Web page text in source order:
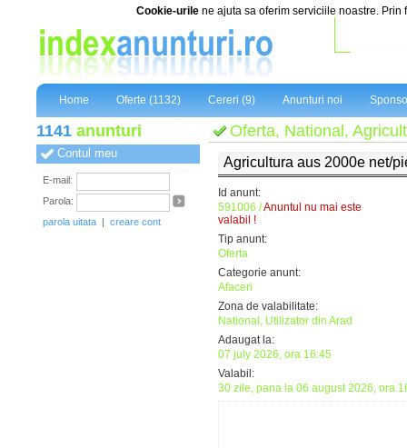
Cookie-urile ne ajuta sa oferim serviciile noastre.
Home Oferte (1132) Cereri (9) Anunturi noi
1141 anunturi
Contul meu
E-mail:
Parola:
parola uitata | creare cont
Oferta, National,
Agricultura aus 2000e net/
Id anunt:
591006 /Anuntul nu mai este
valabil !
Tip anunt:
Oferta
Categorie anunt:
Afaceri
Zona de valabilitate:
National, Utilizator din Arad
Adaugat la:
07 july 2026, ora 16:45
Valabil:
30 zile, pana la 06 august 2026, ora